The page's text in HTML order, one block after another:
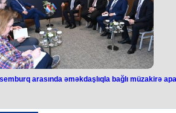
arasında əməkdaşlıqla bağlı müzakirə